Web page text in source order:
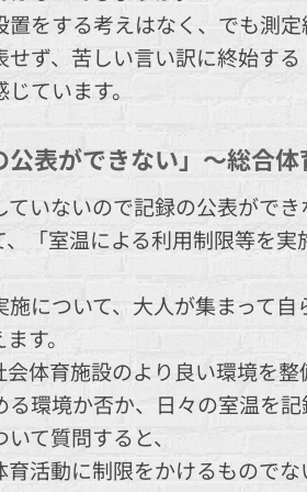
をする考えはなく、でも測
ず、苦しい言い訳に終始す
ています。
表ができない」～総合体
いないので記録の公表がで
「室温による利用制限等を
について、大人が集まって
す。
体育施設のより良い環境を
環境か否か、日々の室温を
て質問すると、
活動に制限をかけるもので